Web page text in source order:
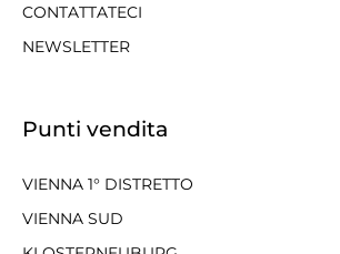
CONTATTATECI
NEWSLETTER
Punti vendita
VIENNA 1° DISTRETTO
VIENNA SUD